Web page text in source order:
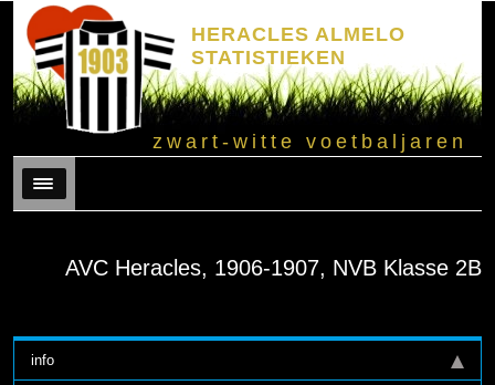
HERACLES ALMELO
STATISTIEKEN
zwart-witte voetbaljaren
Menu
AVC Heracles, 1906-1907, NVB Klasse 2B
info